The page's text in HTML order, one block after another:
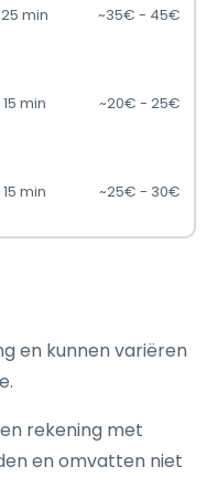
25 min ~35€ - 45€
15 min ~20€ - 25€
15 min ~25€ - 30€
en kunnen variëren
rekening met
en omvatten niet